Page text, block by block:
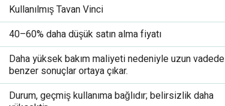
Kullanılmış Tavan Vinci
40–60% daha düşük satın alma fiyatı
Daha yüksek bakım maliyeti nedeniyle uzun vadede
benzer sonuçlar ortaya çıkar.
Durum, geçmiş kullanıma bağlıdır; belirsizlik daha